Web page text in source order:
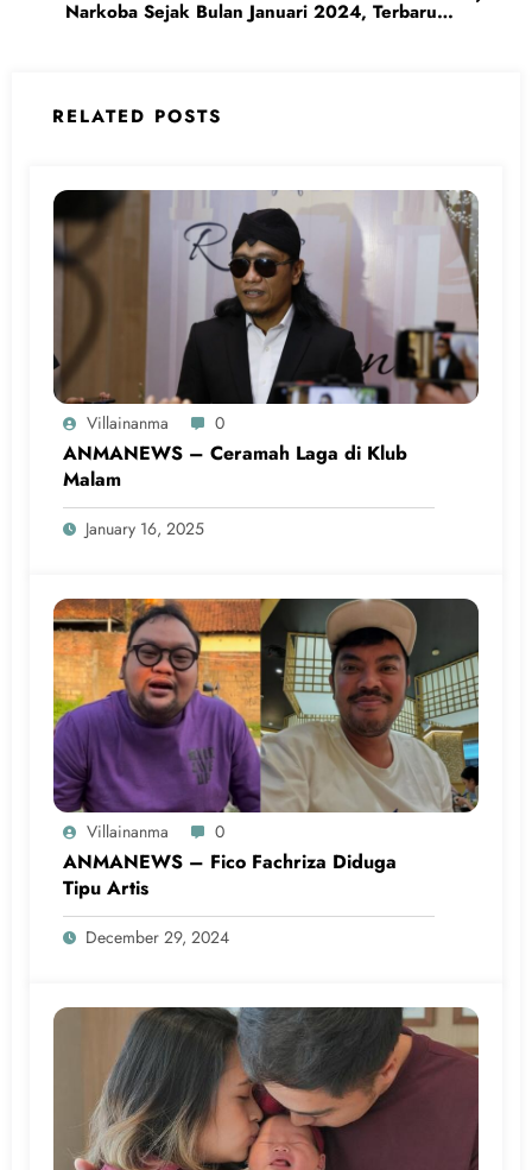
Narkoba Sejak Bulan Januari 2024, Terbaru
RELATED POSTS
Villainanma 0
ANMANEWS – Ceramah Laga di Klub
Malam
January 16, 2025
Villainanma 0
ANMANEWS – Fico Fachriza Diduga
Tipu Artis
December 29, 2024